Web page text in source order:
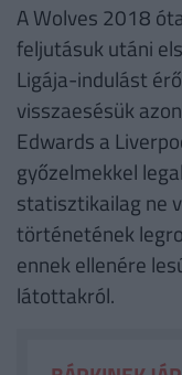
A Wolves 2018
feljutásuk utáni
Ligája-indulást
visszaesésük
Edwards a
győzelmekkel
statisztikailag ne
történetének
ennek ellenére
látottakról.